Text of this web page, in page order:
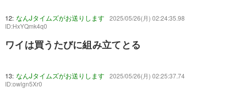
12: なんJタイムズがお送りします
2025/05/26(月) 02:24:35.98
ID:HxYQmk4q0
ワイは買うたびに組み立てとる
13: なんJタイムズがお送りします
2025/05/26(月) 02:25:37.74
ID:owlgn5Xr0